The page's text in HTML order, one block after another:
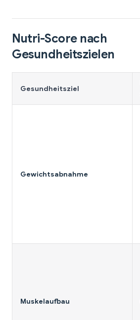
Nutri-Score nach
Gesundheitszielen
Gesundheitsziel
Gewichtsabnahme
Muskelaufbau